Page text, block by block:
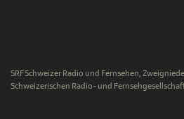
SRF Schweizer Radio und Fernsehen,
Schweizerischen Radio- und